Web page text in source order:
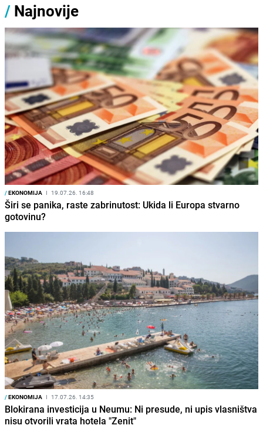
/ Najnovije
/EKONOMIJA I 19.07.26. 16:48
Širi se panika, raste zabrinutost: Ukida li Europa stvarno
gotovinu?
/EKONOMIJA I 17.07.26. 14:35
Blokirana investicija u Neumu: Ni presude, ni upis vlasništva
nisu otvorili vrata hotela "Zenit"